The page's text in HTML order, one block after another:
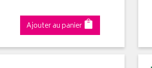
Ajouter au panier